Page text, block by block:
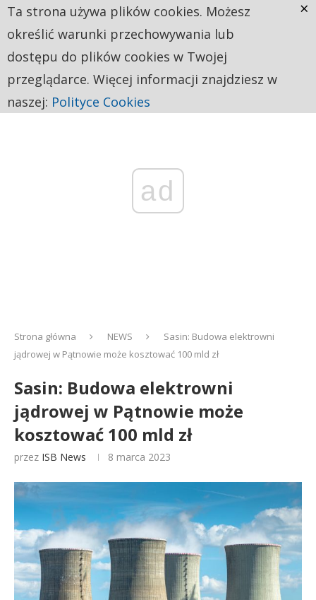
ad
Strona główna NEWS
Sasin: Budowa elektrowni
jądrowej w Pątnowie może kosztować 100 mld zł
Sasin: Budowa elektrowni
jądrowej w Pątnowie może
kosztować 100 mld zł
przez ISB News 8 marca 2023
Ta strona używa plików cookies. Możesz
określić warunki przechowywania lub
dostępu do plików cookies w Twojej
przeglądarce. Więcej informacji znajdziesz w
naszej: Polityce Cookies
×